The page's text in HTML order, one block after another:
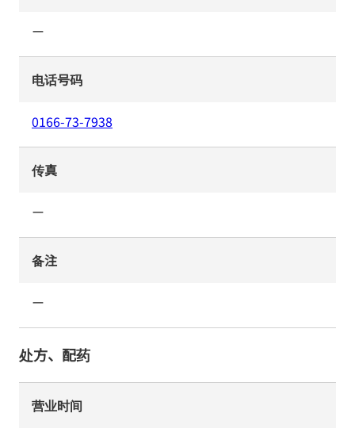
ー
电话号码
0166-73-7938
传真
ー
备注
ー
处方、配药
营业时间